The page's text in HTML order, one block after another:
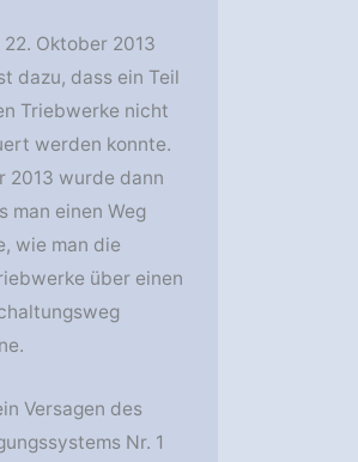
Oktober 2013
dazu, dass ein Teil
Triebwerke nicht
werden konnte.
2013 wurde dann
man einen Weg
wie man die
über einen
Versagen des
Nr. 1